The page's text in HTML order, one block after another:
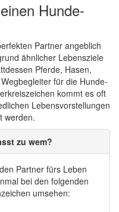
Hunde-
Partner angeblich
ähnlicher Lebensziele
Pferde, Hasen,
für die Hunde-
kommt es oft
Lebensvorstellungen
werden.
zu wem?
Partner fürs Leben
bei den folgenden
umsehen: